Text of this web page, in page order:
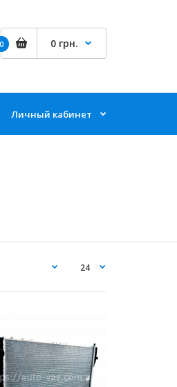
0 0 грн.
Личный кабинет
с турбироваными